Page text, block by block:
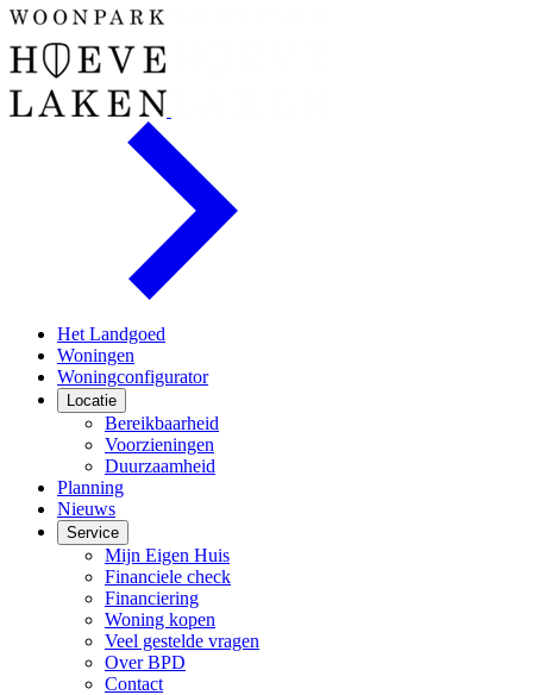
Het Landgoed
Woningen
Woningconfigurator
Locatie
Bereikbaarheid
Voorzieningen
Duurzaamheid
Planning
Nieuws
Service
Mijn Eigen Huis
Financiele check
Financiering
Woning kopen
Veel gestelde vragen
Over BPD
Contact